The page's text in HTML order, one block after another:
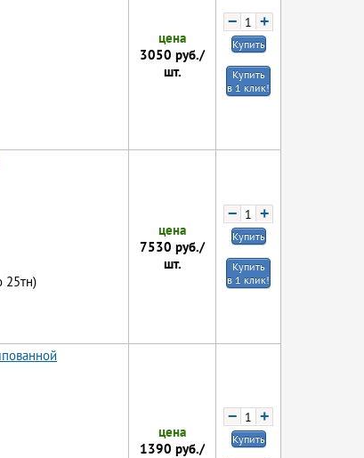
цена
3050 руб./
шт.
− +
Купить
Купить
в 1 клик!
25тн)
цена
7530 руб./
шт.
− +
Купить
Купить
в 1 клик!
цена
1390 руб./
− +
Купить